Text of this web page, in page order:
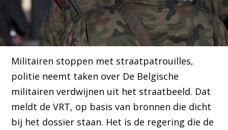
Militairen stoppen met straatpatrouilles,
politie neemt taken over De Belgische
militairen verdwijnen uit het straatbeeld. Dat
meldt de VRT, op basis van bronnen die dicht
bij het dossier staan. Het is de regering die de